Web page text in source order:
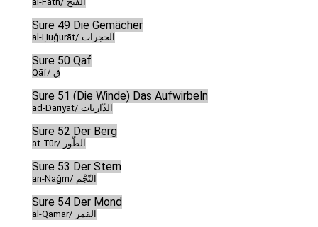
Sure 49 Die Gemächer
al-Ḥuǧurāt/ الحجرات
Sure 50 Qaf
Qāf/ ق
Sure 51 (Die Winde) Das Aufwirbeln
aḏ-Ḏāriyāt/ الذّاريات
Sure 52 Der Berg
at-Tūr/ الطّور
Sure 53 Der Stern
an-Naǧm/ النّجْم
Sure 54 Der Mond
al-Qamar/ القمر